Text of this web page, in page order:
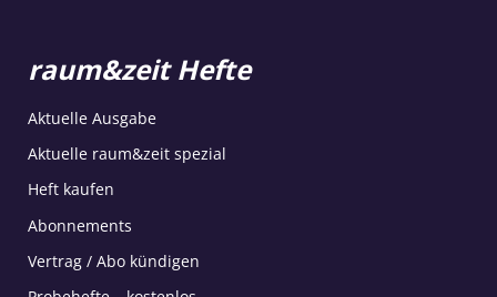
raum&zeit Hefte
Aktuelle Ausgabe
Aktuelle raum&zeit spezial
Heft kaufen
Abonnements
Vertrag / Abo kündigen